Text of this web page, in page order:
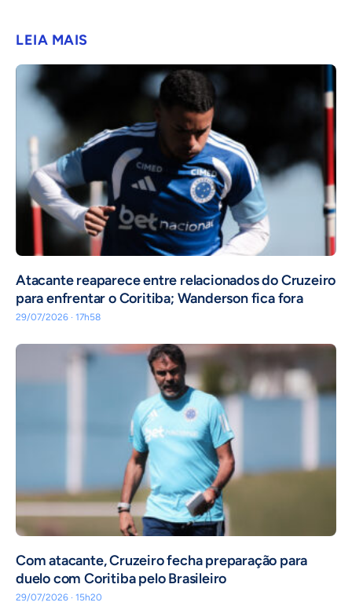
LEIA MAIS
Atacante reaparece entre relacionados do Cruzeiro
para enfrentar o Coritiba; Wanderson fica fora
29/07/2026 · 17h58
Com atacante, Cruzeiro fecha preparação para
duelo com Coritiba pelo Brasileiro
29/07/2026 · 15h20